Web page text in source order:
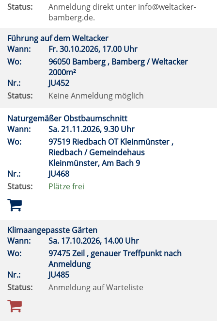
Status:
Anmeldung direkt unter info@weltacker-
bamberg.de.
Führung auf dem Weltacker
Wann:
Fr.30.10.2026, 17.00 Uhr
Wo:
96050 Bamberg , Bamberg / Weltacker
2000m²
Nr.:
JU452
Status:
Keine Anmeldung möglich
Naturgemäßer Obstbaumschnitt
Wann:
Sa.21.11.2026, 9.30 Uhr
Wo:
97519 Riedbach OT Kleinmünster ,
Riedbach / Gemeindehaus
Kleinmünster, Am Bach 9
Nr.:
JU468
Status:
Plätze frei
Klimaangepasste Gärten
Wann:
Sa. 17.10.2026, 14.00 Uhr
Wo:
97475 Zeil , genauer Treffpunkt nach
Anmeldung
Nr.:
JU485
Status:
Anmeldung auf Warteliste